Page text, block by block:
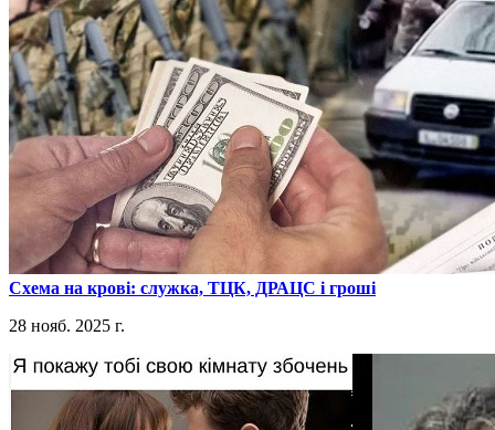
​Схема на крові: служка, ТЦК, ДРАЦС і гроші
28 нояб. 2025 г.